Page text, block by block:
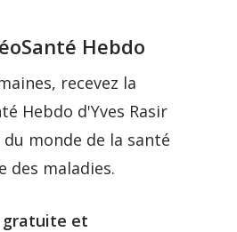
Hebdo
recevez la
Hebdo d'Yves Rasir
monde de la santé
des maladies.
gratuite et